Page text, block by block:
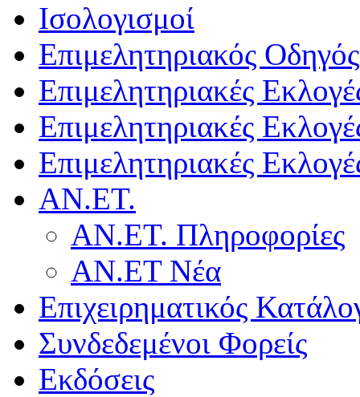
Ισολογισμοί
Επιμελητηριακός Οδηγός
Επιμελητηριακές
Επιμελητηριακές
Επιμελητηριακές
ΑΝ.ΕΤ.
ΑΝ.ΕΤ. Πληροφορίες
ΑΝ.ΕΤ Νέα
Επιχειρηματικός
Συνδεδεμένοι Φορείς
Εκδόσεις